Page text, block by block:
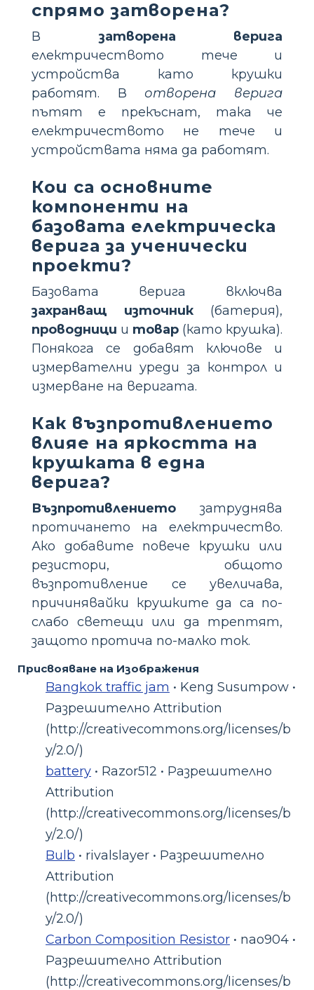
спрямо затворена?
В затворена верига
електричеството тече и
устройства като крушки
работят. В отворена верига
пътят е прекъснат, така че
електричеството не тече и
устройствата няма да работят.
Кои са основните
компоненти на
базовата електрическа
верига за ученически
проекти?
Базовата верига включва
захранващ източник (батерия),
проводници и товар (като крушка).
Понякога се добавят ключове и
измервателни уреди за контрол и
измерване на веригата.
Как възпротивлението
влияе на яркостта на
крушката в една
верига?
Възпротивлението затруднява
протичането на електричество.
Ако добавите повече крушки или
резистори, общото
възпротивление се увеличава,
причинявайки крушките да са по-
слабо светещи или да трептят,
защото протича по-малко ток.
Присвояване на Изображения
Bangkok traffic jam • Keng Susumpow •
Разрешително Attribution
(http://creativecommons.org/licenses/b
y/2.0/)
battery • Razor512 • Разрешително
Attribution
(http://creativecommons.org/licenses/b
y/2.0/)
Bulb • rivalslayer • Разрешително
Attribution
(http://creativecommons.org/licenses/b
y/2.0/)
Carbon Composition Resistor • nao904 •
Разрешително Attribution
(http://creativecommons.org/licenses/b